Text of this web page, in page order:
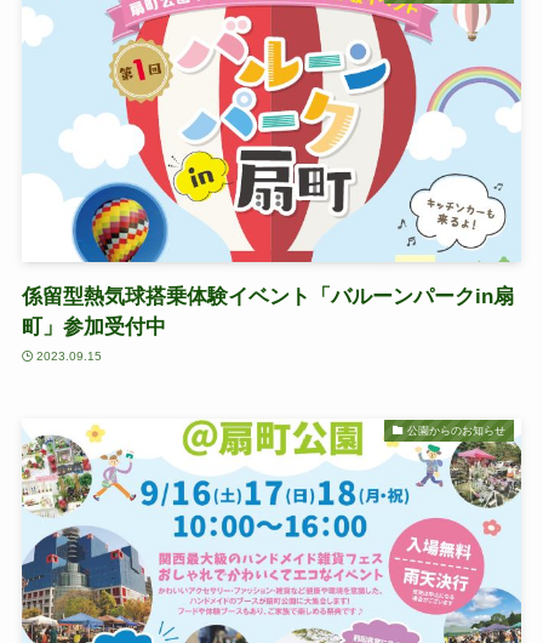
係留型熱気球搭乗体験イベント「バルーンパークin扇
町」参加受付中
2023.09.15
公園からのお知らせ